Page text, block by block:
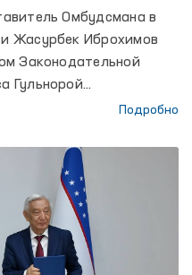
на уровне местных
Омбудсмана в
Жасурбек Иброхимов
Законодательной
Гульнорой
выездной приём в
граждан на
Подробно